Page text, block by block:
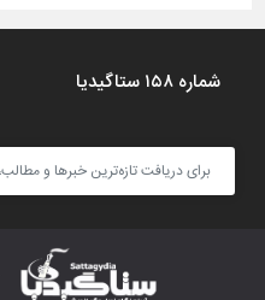
شماره ۱۵۸ ستاگیدیا